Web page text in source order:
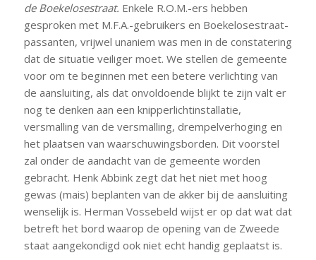
de Boekelosestraat. Enkele R.O.M.-ers hebben
gesproken met M.F.A.-gebruikers en Boekelosestraat-
passanten, vrijwel unaniem was men in de constatering
dat de situatie veiliger moet. We stellen de gemeente
voor om te beginnen met een betere verlichting van
de aansluiting, als dat onvoldoende blijkt te zijn valt er
nog te denken aan een knipperlichtinstallatie,
versmalling van de versmalling, drempelverhoging en
het plaatsen van waarschuwingsborden. Dit voorstel
zal onder de aandacht van de gemeente worden
gebracht. Henk Abbink zegt dat het niet met hoog
gewas (mais) beplanten van de akker bij de aansluiting
wenselijk is. Herman Vossebeld wijst er op dat wat dat
betreft het bord waarop de opening van de Zweede
staat aangekondigd ook niet echt handig geplaatst is.